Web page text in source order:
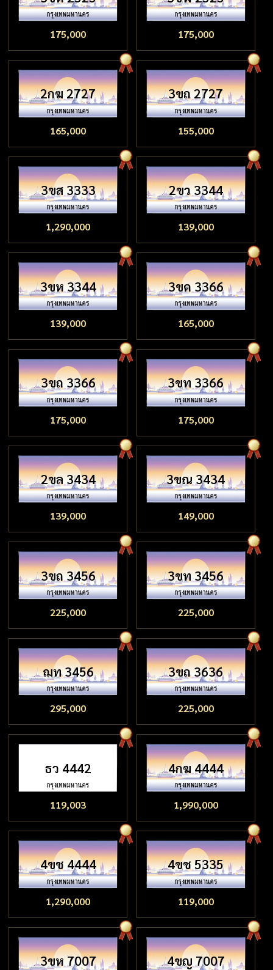
175,000 175,000
2กฆ 2727
165,000
3ขถ 2727
155,000
3ขส 3333
1,290,000
2ขว 3344
139,000
3ขห 3344
139,000
3ขด 3366
165,000
3ขถ 3366
175,000
3ขท 3366
175,000
2ขล 3434
139,000
3ขณ 3434
149,000
3ขถ 3456
225,000
3ขท 3456
225,000
ฌท 3456
295,000
3ขถ 3636
225,000
ธว 4442
119,003
4กฆ 4444
1,990,000
4ขช 4444
1,290,000
4ขช 5335
119,000
3ขห 7007 4ขญ 7007